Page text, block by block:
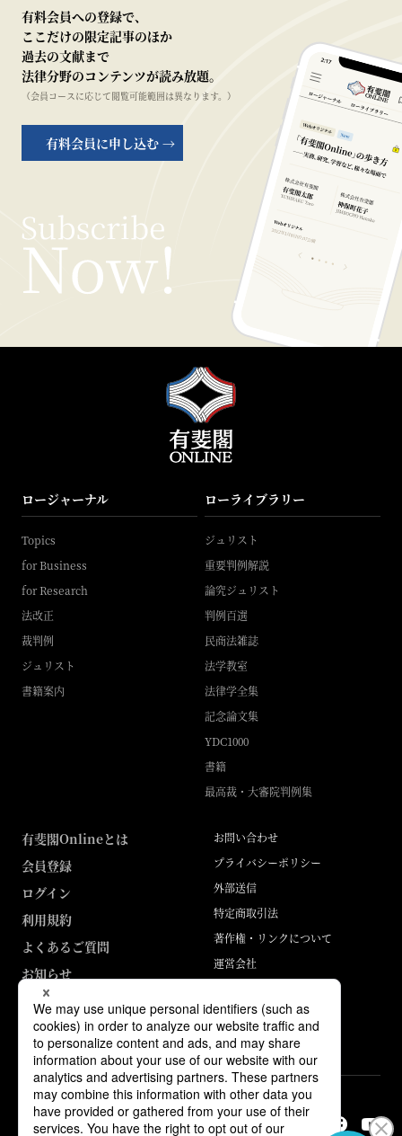
有料会員への登録で、
ここだけの限定記事のほか
過去の文献まで
法律分野のコンテンツが読み放題。
（会員コースに応じて閲覧可能範囲は異なります。）
有料会員に申し込む →
ロージャーナル
Topics
for Business
for Research
法改正
裁判例
ジュリスト
書籍案内
ローライブラリー
ジュリスト
重要判例解説
論究ジュリスト
判例百選
民商法雑誌
法学教室
法律学全集
記念論文集
YDC1000
書籍
最高裁・大審院判例集
有斐閣Onlineとは
会員登録
ログイン
利用規約
よくあるご質問
お知らせ
お問い合わせ
プライバシーポリシー
外部送信
特定商取引法
著作権・リンクについて
運営会社